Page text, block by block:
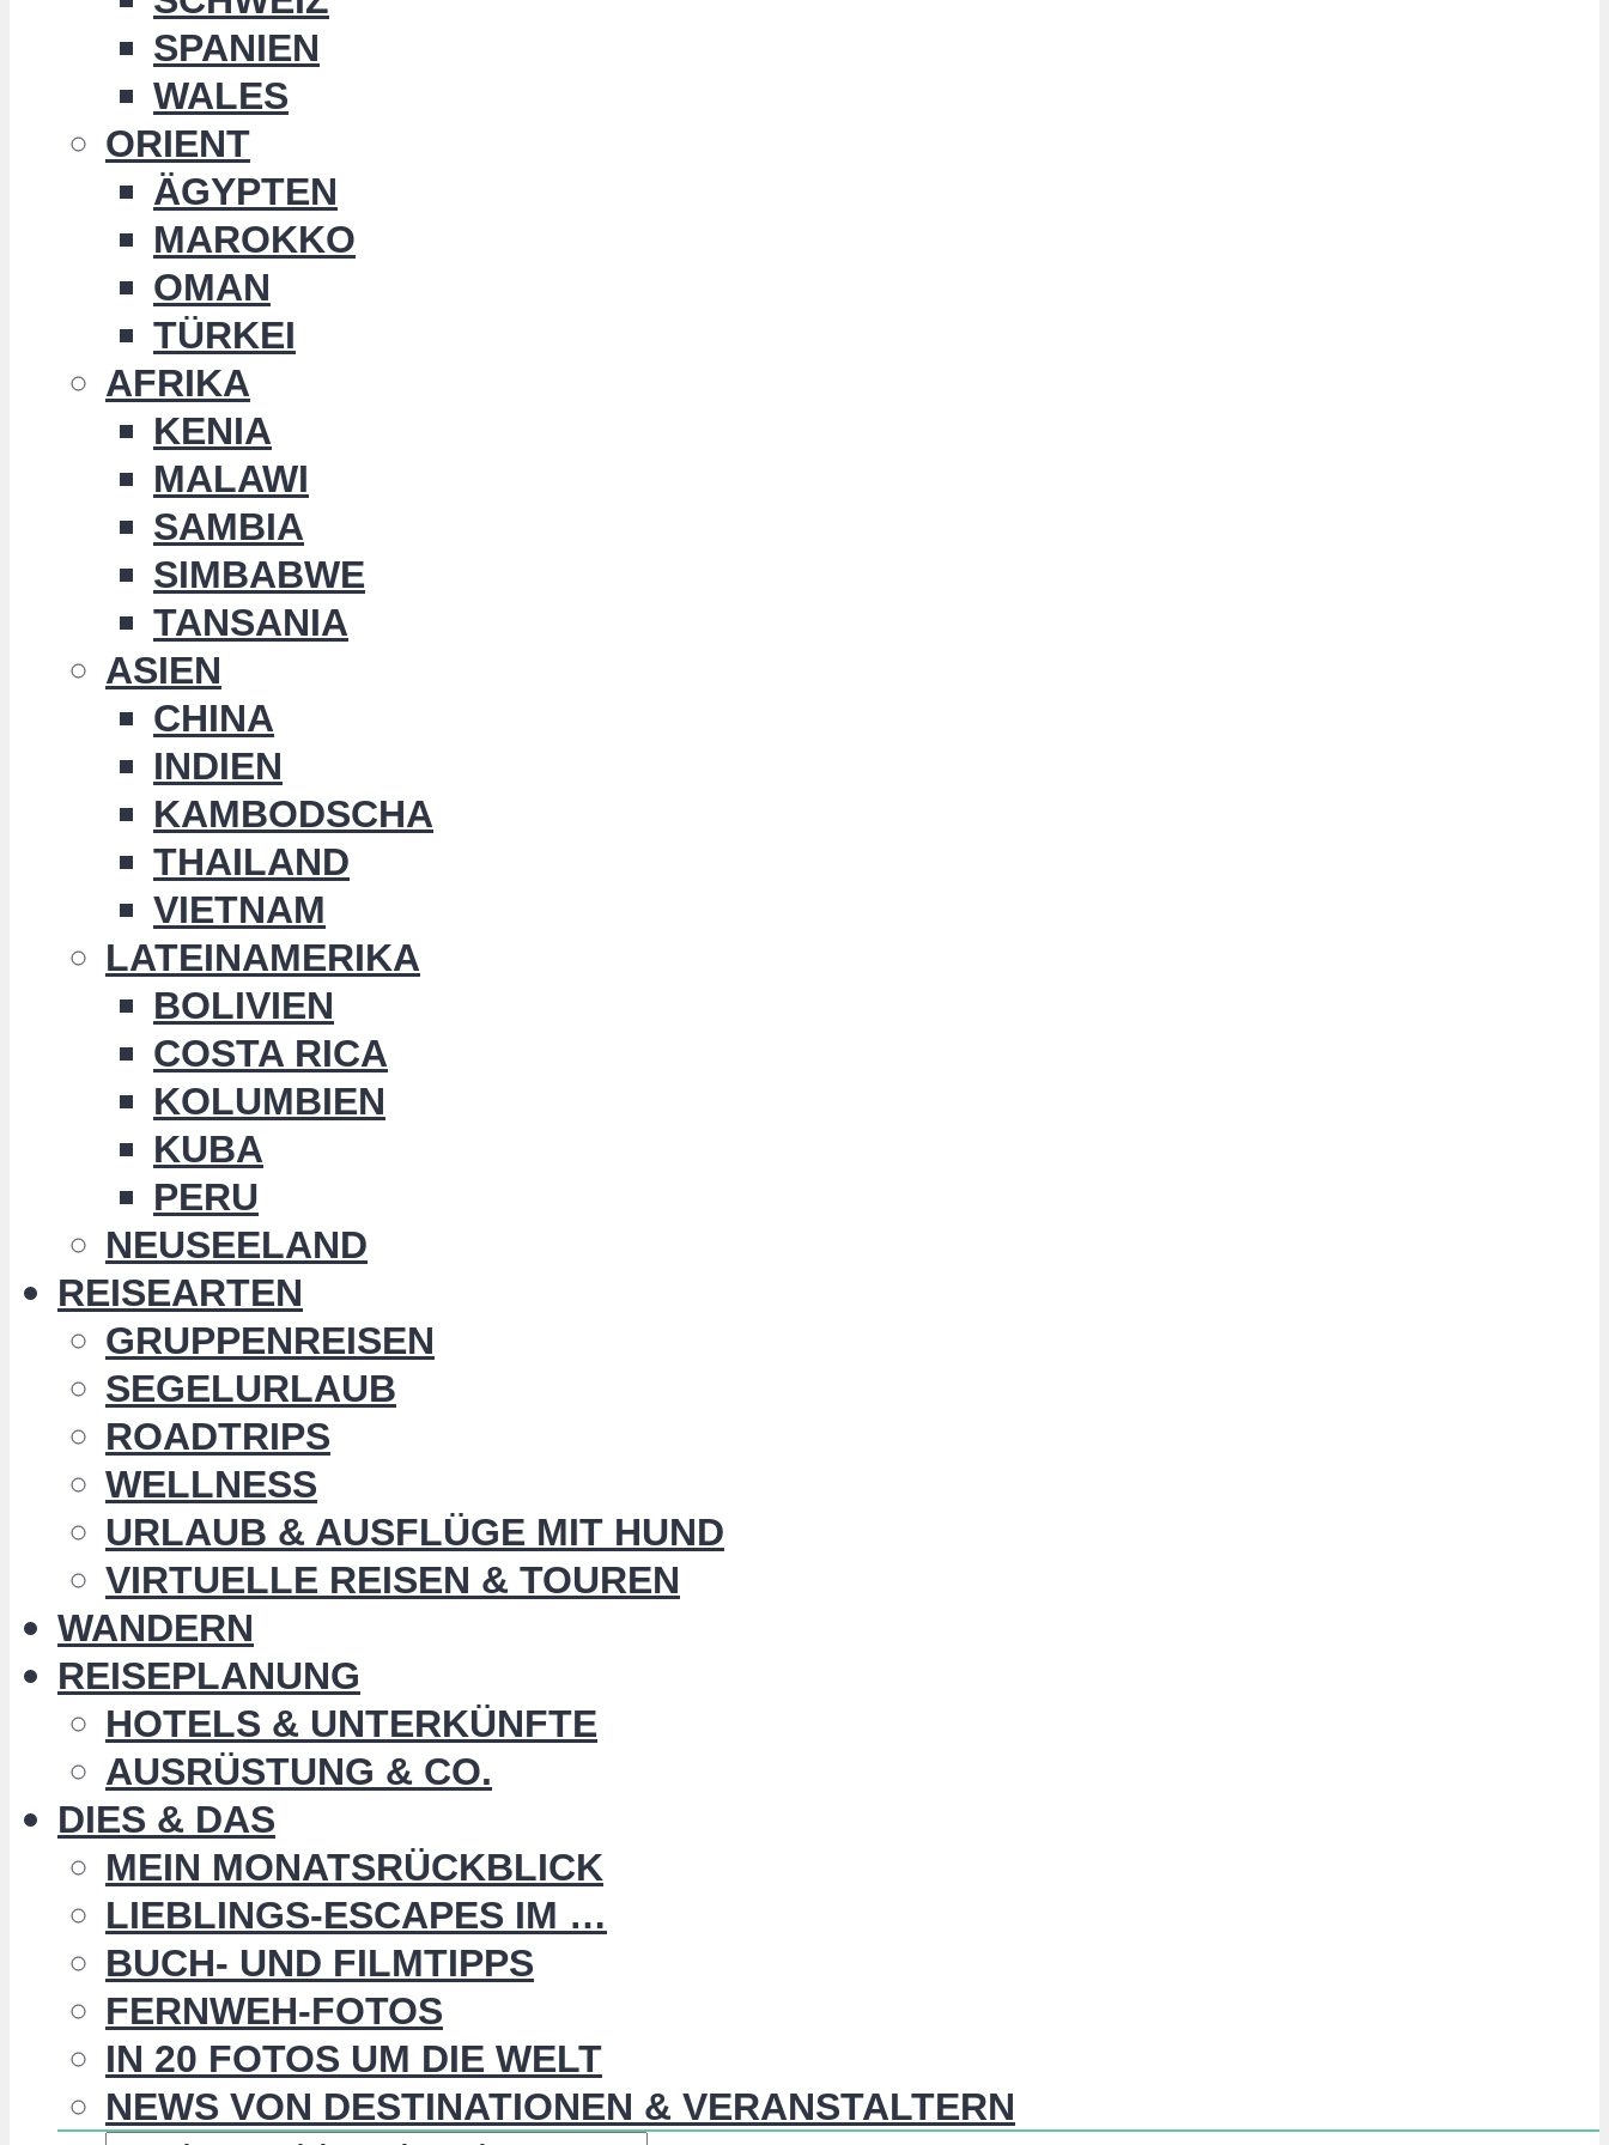
SPANIEN
WALES
ORIENT
ÄGYPTEN
MAROKKO
OMAN
TÜRKEI
AFRIKA
KENIA
MALAWI
SAMBIA
SIMBABWE
TANSANIA
ASIEN
CHINA
INDIEN
KAMBODSCHA
THAILAND
VIETNAM
LATEINAMERIKA
BOLIVIEN
COSTA RICA
KOLUMBIEN
KUBA
PERU
NEUSEELAND
REISEARTEN
GRUPPENREISEN
SEGELURLAUB
ROADTRIPS
WELLNESS
URLAUB & AUSFLÜGE MIT HUND
VIRTUELLE REISEN & TOUREN
WANDERN
REISEPLANUNG
HOTELS & UNTERKÜNFTE
AUSRÜSTUNG & CO.
DIES & DAS
MEIN MONATSRÜCKBLICK
LIEBLINGS-ESCAPES IM …
BUCH- UND FILMTIPPS
FERNWEH-FOTOS
IN 20 FOTOS UM DIE WELT
NEWS VON DESTINATIONEN & VERANSTALTERN